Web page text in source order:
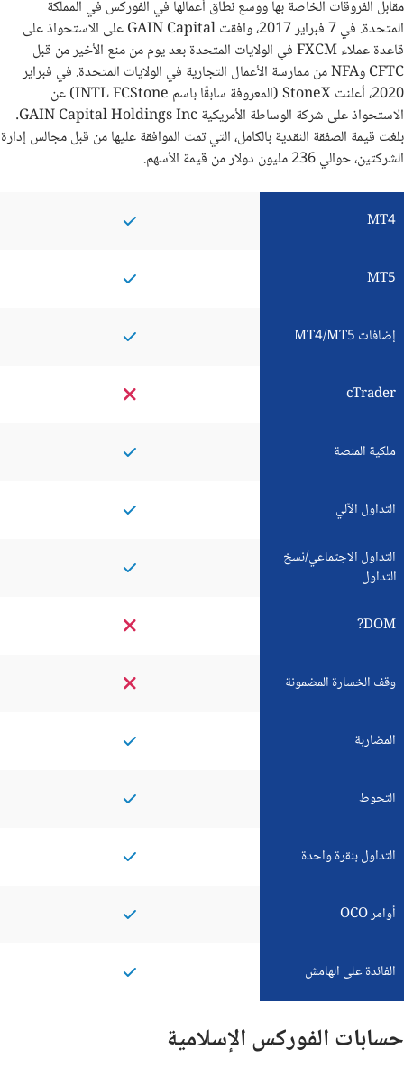
مقابل الفروقات الخاصة بها ووسع نطاق أعمالها في الفوركس في المملكة
المتحدة. في 7 فبراير 2017، وافقت GAIN Capital على الاستحواذ على
قاعدة عملاء FXCM في الولايات المتحدة بعد يوم من منع الأخير من قبل
CFTC وNFA من ممارسة الأعمال التجارية في الولايات المتحدة. في فبراير
2020، أعلنت StoneX (المعروفة سابقًا باسم INTL FCStone) عن
الاستحواذ على شركة الوساطة الأمريكية GAIN Capital Holdings Inc.
بلغت قيمة الصفقة النقدية بالكامل، التي تمت الموافقة عليها من قبل مجالس إدارة
الشركتين، حوالي 236 مليون دولار من قيمة الأسهم.
MT4
MT5
إضافات MT4/MT5
cTrader
ملكية المنصة
التداول الآلي
التداول الاجتماعي/نسخ
التداول
DOM?
وقف الخسارة المضمونة
المضاربة
التحوط
التداول بنقرة واحدة
أوامر OCO
الفائدة على الهامش
حسابات الفوركس الإسلامية